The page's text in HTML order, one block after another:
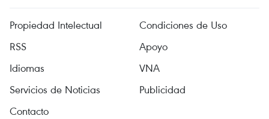
Propiedad Intelectual
Condiciones de Uso
RSS
Apoyo
Idiomas
VNA
Servicios de Noticias
Publicidad
Contacto